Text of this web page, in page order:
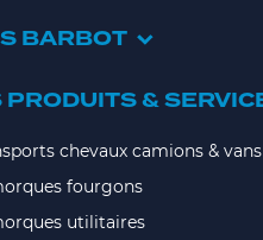
BARBOT
PRODUITS &
chevaux camions & vans
fourgons
utilitaires